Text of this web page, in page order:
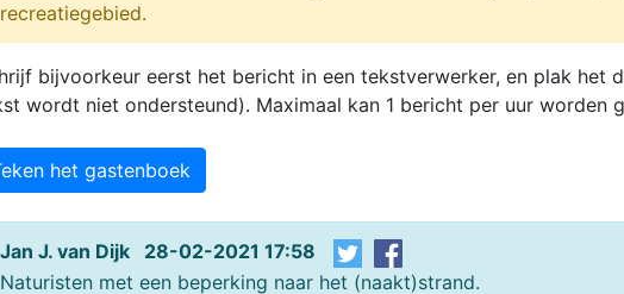
recreatiegebied.
bijvoorkeur eerst het bericht in een tekstverwerker, en plak het
wordt niet ondersteund). Maximaal kan 1 bericht per uur worden
het gastenboek
Jan J. van Dijk 28-02-2021 17:58
Naturisten met een beperking naar het (naakt)strand.